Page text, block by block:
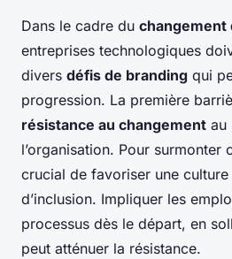
Dans le cadre du changement
entreprises technologiques
divers défis de branding qui
progression. La première
résistance au changement au
l’organisation. Pour surmonter
crucial de favoriser une culture
d’inclusion. Impliquer les
processus dès le départ, en
peut atténuer la résistance.